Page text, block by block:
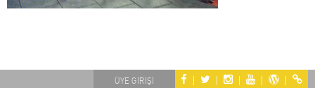
| | | | |
ÜYE GİRİŞİ